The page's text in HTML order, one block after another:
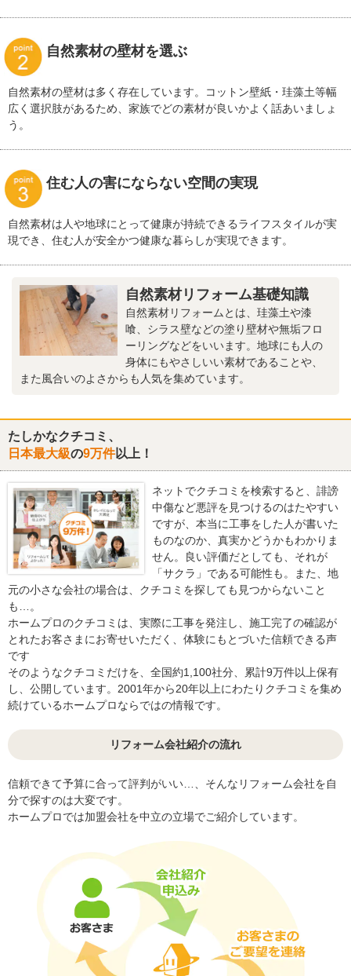
自然素材の壁材を選ぶ
自然素材の壁材は多く存在しています。コットン壁紙・珪藻土等幅
広く選択肢があるため、家族でどの素材が良いかよく話あいましょ
う。
住む人の害にならない空間の実現
自然素材は人や地球にとって健康が持続できるライフスタイルが実
現でき、住む人が安全かつ健康な暮らしが実現できます。
自然素材リフォーム基礎知識
自然素材リフォームとは、珪藻土や漆
喰、シラス壁などの塗り壁材や無垢フロ
ーリングなどをいいます。地球にも人の
身体にもやさしいい素材であることや、
また風合いのよさからも人気を集めています。
たしかなクチコミ、
日本最大級の9万件以上！
ネットでクチコミを検索すると、誹謗
中傷など悪評を見つけるのはたやすい
ですが、本当に工事をした人が書いた
ものなのか、真実かどうかもわかりま
せん。良い評価だとしても、それが
「サクラ」である可能性も。また、地
元の小さな会社の場合は、クチコミを探しても見つからないこと
も…。
ホームプロのクチコミは、実際に工事を発注し、施工完了の確認が
とれたお客さまにお寄せいただく、体験にもとづいた信頼できる声
です
そのようなクチコミだけを、全国約1,100社分、累計9万件以上保有
し、公開しています。2001年から20年以上にわたりクチコミを集め
続けているホームプロならではの情報です。
リフォーム会社紹介の流れ
信頼できて予算に合って評判がいい…、そんなリフォーム会社を自
分で探すのは大変です。
ホームプロでは加盟会社を中立の立場でご紹介しています。